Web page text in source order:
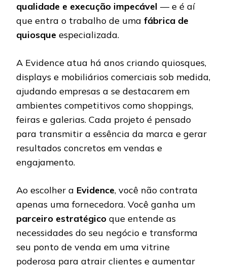
qualidade e execução impecável — e é aí
que entra o trabalho de uma fábrica de
quiosque especializada.
A Evidence atua há anos criando quiosques,
displays e mobiliários comerciais sob medida,
ajudando empresas a se destacarem em
ambientes competitivos como shoppings,
feiras e galerias. Cada projeto é pensado
para transmitir a essência da marca e gerar
resultados concretos em vendas e
engajamento.
Ao escolher a Evidence, você não contrata
apenas uma fornecedora. Você ganha um
parceiro estratégico que entende as
necessidades do seu negócio e transforma
seu ponto de venda em uma vitrine
poderosa para atrair clientes e aumentar